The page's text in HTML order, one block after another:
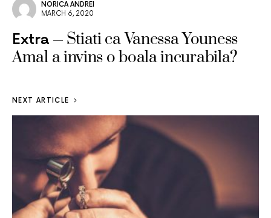
NORICA ANDREI
MARCH 6, 2020
Extra
Stiati ca Vanessa Youness
Amal a invins o boala incurabila?
NEXT ARTICLE